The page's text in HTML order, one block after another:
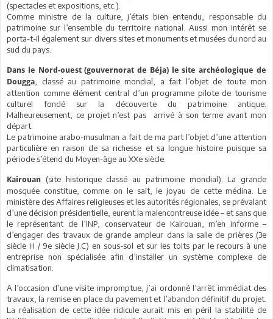
(spectacles et expositions, etc.).
Comme ministre de la culture, j’étais bien entendu, responsable du
patrimoine sur l’ensemble du territoire national. Aussi mon intérêt se
porta-t-il également sur divers sites et monuments et musées du nord au
sud du pays.
Dans le Nord-ouest (gouvernorat de Béja) le site archéologique de
Dougga , classé au patrimoine mondial, a fait l’objet de toute mon
attention comme élément central d’un programme pilote de tourisme
culturel fondé sur la découverte du patrimoine antique.
Malheureusement, ce projet n’est pas arrivé à son terme avant mon
départ.
Le patrimoine arabo-musulman a fait de ma part l’objet d’une attention
particulière en raison de sa richesse et sa longue histoire puisque sa
période s’étend du Moyen-âge au XXe siècle.
Kairouan (site historique classé au patrimoine mondial): La grande
mosquée constitue, comme on le sait, le joyau de cette médina. Le
ministère des Affaires religieuses et les autorités régionales, se prévalant
d’une décision présidentielle, eurent la malencontreuse idée – et sans que
le représentant de l’INP, conservateur de Kairouan, m’en informe –
d’engager des travaux de grande ampleur dans la salle de prières (3e
siècle H / 9e siècle J.C) en sous-sol et sur les toits par le recours à une
entreprise non spécialisée afin d’installer un système complexe de
climatisation.
A l’occasion d’une visite impromptue, j’ai ordonné l’arrêt immédiat des
travaux, la remise en place du pavement et l’abandon définitif du projet.
La réalisation de cette idée ridicule aurait mis en péril la stabilité de